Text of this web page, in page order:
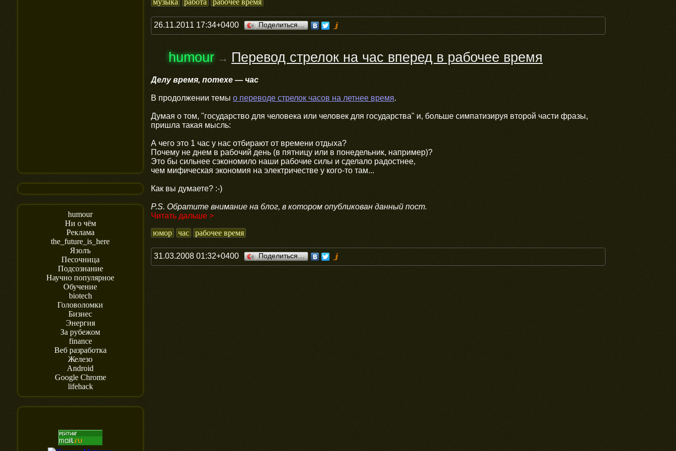
humour
Ни о чём
Реклама
the_future_is_here
Язолъ
Песочница
Подсознание
Научно популярное
Обучение
biotech
Головоломки
Бизнес
Энергия
За рубежом
finance
Веб разработка
Железо
Android
Google Chrome
lifehack
26.11.2011 17:34+0400 Поделиться…
humour → Перевод стрелок на час вперед в рабочее время
Делу время, потехе — час
В продолжении темы о переводе стрелок часов на летнее время.
Думая о том, "государство для человека или человек для государства" и, больше симпатизируя второй части фразы,
пришла такая мысль:
А чего это 1 час у нас отбирают от времени отдыха?
Почему не днем в рабочий день (в пятницу или в понедельник, например)?
Это бы сильнее сэкономило наши рабочие силы и сделало радостнее,
чем мифическая экономия на электричестве у кого-то там...
Как вы думаете? :-)
P.S. Обратите внимание на блог, в котором опубликован данный пост.
Читать дальше >
юмор
час рабочее время
31.03.2008 01:32+0400 Поделиться…